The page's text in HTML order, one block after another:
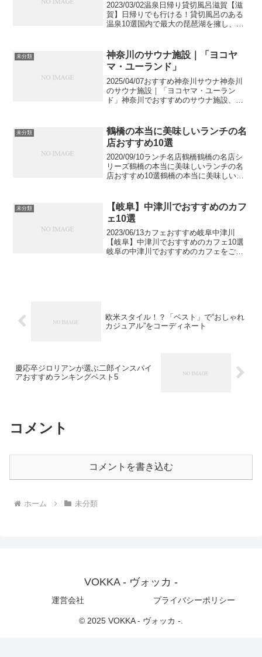
2023/03/02温泉日帰り貸切風呂滋賀【滋
賀】日帰りでも行ける！貸切風呂のある
温泉10選国内で最大の琵琶湖を擁し、彦
地には温泉も湧出しており、観光やグル
メとあわせて...
未分類
神奈川のサウナ施設｜「ヨコヤ
マ・ユーランド」
2025/04/07おすすめ神奈川サウナ神奈川
のサウナ施設｜「ヨコヤマ・ユーラン
ド」神奈川でおすすめのサウナ施設、ヨ
ヨコヤマ・ユーランドに行く前に是非チ
ェックしていって...
未分類
鶴橋の本当に美味しいランチの名
店おすすめ10選
2020/09/10ランチ名店鶴橋鶴橋の名店シ
リーズ鶴橋の本当に美味しいランチの名
店おすすめ10選鶴橋の本当に美味しいラ
す。ミシュランガイド星付きのお店やラ
ンチにぴった...
未分類
【岐阜】中津川でおすすめのカフ
ェ10選
2023/06/13カフェおすすめ岐阜中津川
【岐阜】中津川でおすすめのカフェ10選
岐阜の中津川でおすすめのカフェをご紹
欧米スタイル！？「ベスト」で“おしゃれ
カジュアル”をコーディネート
慶応卒ジロリアンが選ぶ二郎インスパイ
アおすすめランキングベスト5
コメント
コメントを書き込む
ホーム 未分類
VOKKA - ヴォッカ -
運営会社 プライバシーポリシー
© 2025 VOKKA - ヴォッカ -.